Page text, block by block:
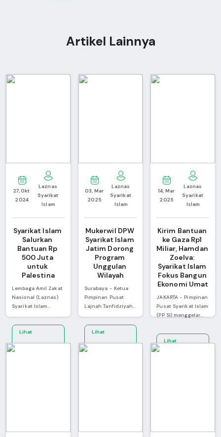
Artikel Lainnya
27, Okt
2024
Laznas
Syarikat
Islam
Syarikat Islam
Salurkan
Bantuan Rp
500 Juta
untuk
Palestina
Lembaga Amil Zakat
Nasional (Laznas)
Syarikat Islam
kemanusiaan untuk
Palestina sebesar
Rp500 juta lewat
Badan Amil Zakat
diserahkan
Lihat
03, Mar
2025
Laznas
Syarikat
Islam
Mukerwil DPW
Syarikat Islam
Jatim Dorong
Program
Unggulan
Wilayah
Surabaya - Ketua
Pimpinan Pusat
Lajnah Tanfidziyah
Abdul Wahab
Suneth, secara
resmi membuka
Musyawarah Kerja
ini menandai
Lihat
14, Mar
2025
Laznas
Syarikat
Islam
Kirim Bantuan
ke Gaza Rp1
Miliar, Hamdan
Zoelva:
Syarikat Islam
Fokus Bangun
Ekonomi Umat
JAKARTA - Pimpinan
Pusat Syarikat Islam
(PP SI) menggelar
Kebangsaan dan
acara Iftar Jama'i
atau berbuka puasa
Syarikat Islam
Lihat